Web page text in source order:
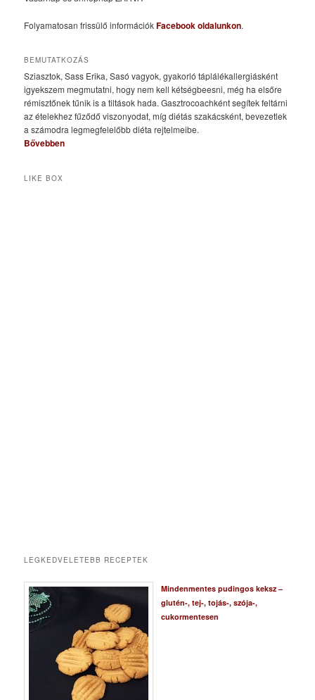
Folyamatosan frissülő információkFacebook oldalunkon.
BEMUTATKOZÁS
Sziasztok, Sass Erika, Sasó vagyok, gyakorló táplálékallergiásként
igyekszem megmutatni, hogy nem kell kétségbeesni, még ha elsőre
rémisztőnek tűnik is a tiltások hada. Gasztrocoachként segítek feltárni
az ételekhez fűződő viszonyodat, míg diétás szakácsként, bevezetlek
a számodra legmegfelelőbb diéta rejtelmeibe.
Bővebben
LIKE BOX
LEGKEDVELETEBB RECEPTEK
Mindenmentes pudingos keksz –
glutén-, tej-, tojás-, szója-,
cukormentesen